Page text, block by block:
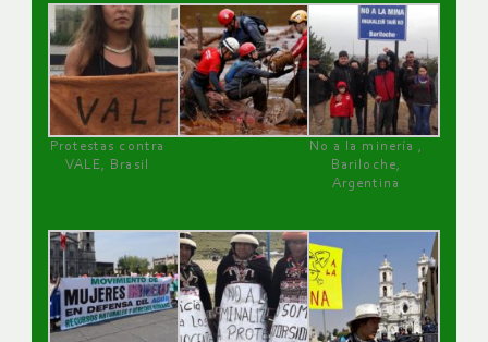
Protestas contra
VALE, Brasil
No a la minería ,
Bariloche,
Argentina